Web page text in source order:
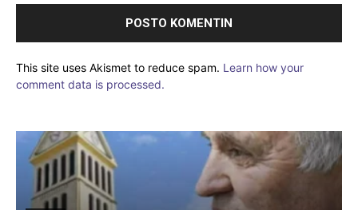
This site uses Akismet to reduce spam. Learn how your
comment data is processed.